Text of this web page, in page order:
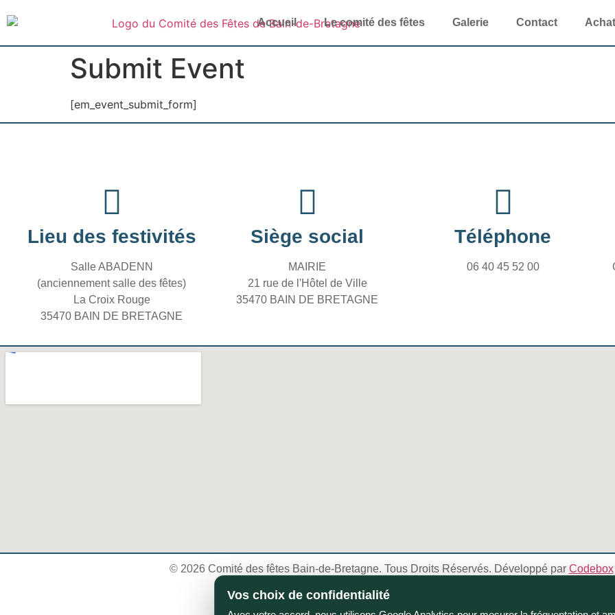
Accueil Le comité des fêtes Galerie Contact
Submit Event
[em_event_submit_form]
Lieu des festivités
Salle ABADENN
(anciennement salle des fêtes)
La Croix Rouge
35470 BAIN DE BRETAGNE
Siège social
MAIRIE
21 rue de l'Hôtel de Ville
35470 BAIN DE BRETAGNE
Téléphone
06 40 45 52 00
© 2026 Comité des fêtes Bain-de-Bretagne. Tous Droits Réservés. Développé par Codebox
Vos choix de confidentialité